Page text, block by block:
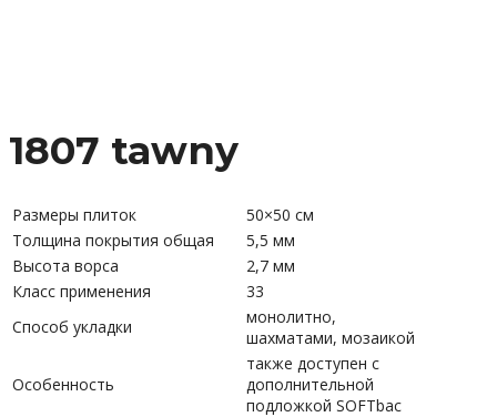
1807 tawny
Размеры плиток
50×50 см
Толщина покрытия общая
5,5 мм
Высота ворса
2,7 мм
Класс применения
33
Способ укладки
монолитно,
шахматами, мозаикой
Особенность
также доступен с
дополнительной
подложкой SOFTbac